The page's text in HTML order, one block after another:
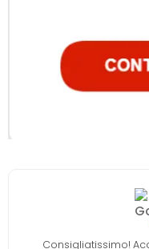
Consigliatissimo!